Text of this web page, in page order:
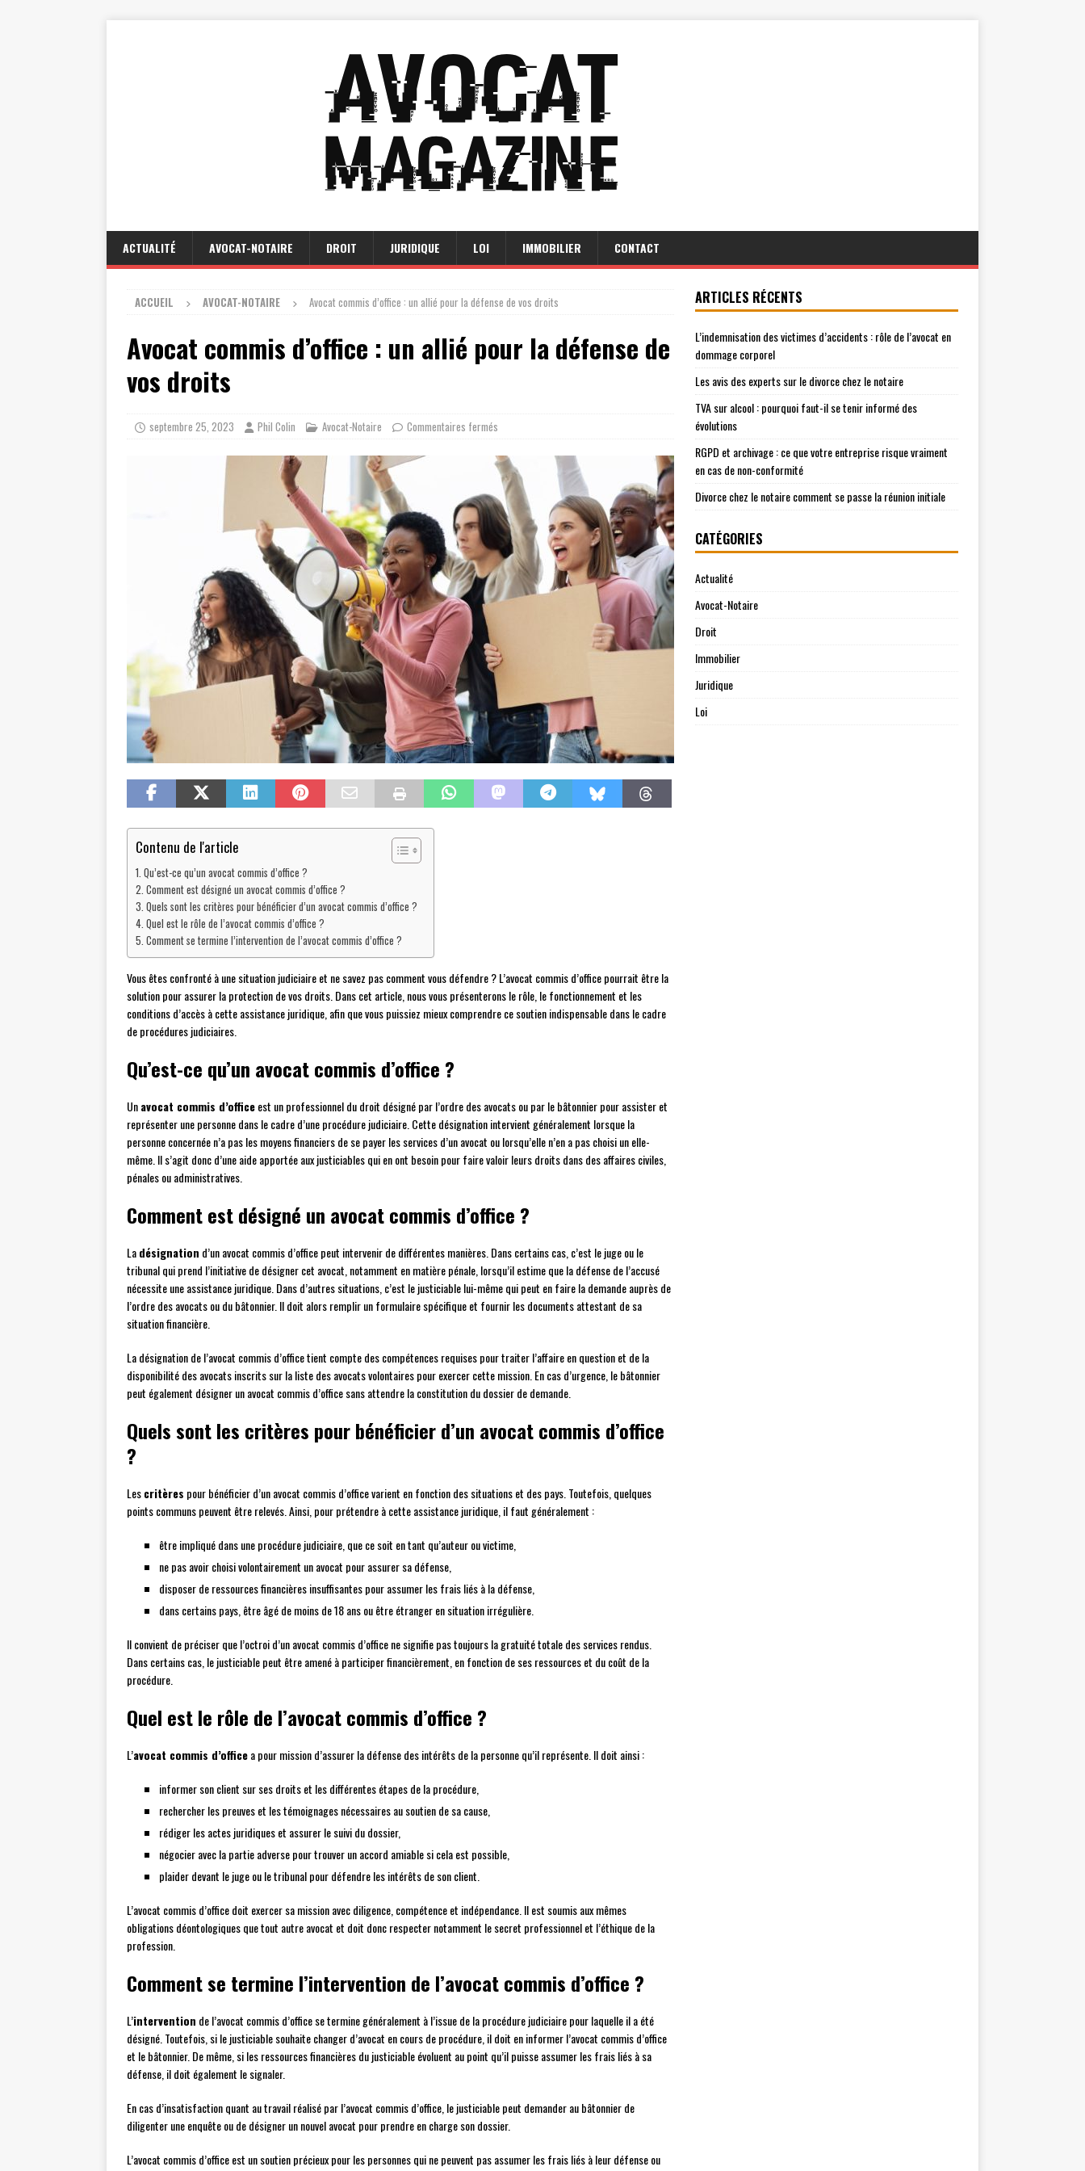
ACTUALITÉ AVOCAT-NOTAIRE DROIT JURIDIQUE LOI IMMOBILIER CONTACT
ACCUEIL AVOCAT-NOTAIRE Avocat commis d’office : un allié pour la défense de vos droits
Avocat commis d’office : un allié pour la défense de
vos droits
septembre 25, 2023 Phil Colin Avocat-Notaire Commentaires fermés
Contenu de l'article
Qu’est-ce qu’un avocat commis d’office ?
Comment est désigné un avocat commis d’office ?
Quels sont les critères pour bénéficier d’un avocat commis d’office ?
Quel est le rôle de l’avocat commis d’office ?
Comment se termine l’intervention de l’avocat commis d’office ?
Vous êtes confronté à une situation judiciaire et ne savez pas comment vous défendre ? L’avocat commis d’office pourrait être la
solution pour assurer la protection de vos droits. Dans cet article, nous vous présenterons le rôle, le fonctionnement et les
conditions d’accès à cette assistance juridique, afin que vous puissiez mieux comprendre ce soutien indispensable dans le cadre
de procédures judiciaires.
Qu’est-ce qu’un avocat commis d’office ?
Unavocat commis d’officeest un professionnel du droit désigné par l’ordre des avocats ou par le bâtonnier pour assister et
représenter une personne dans le cadre d’une procédure judiciaire. Cette désignation intervient généralement lorsque la
personne concernée n’a pas les moyens financiers de se payer les services d’un avocat ou lorsqu’elle n’en a pas choisi un elle-
même. Il s’agit donc d’une aide apportée aux justiciables qui en ont besoin pour faire valoir leurs droits dans des affaires civiles,
pénales ou administratives.
Comment est désigné un avocat commis d’office ?
Ladésignation d’un avocat commis d’office peut intervenir de différentes manières. Dans certains cas, c’est le juge ou le
tribunal qui prend l’initiative de désigner cet avocat, notamment en matière pénale, lorsqu’il estime que la défense de l’accusé
nécessite une assistance juridique. Dans d’autres situations, c’est le justiciable lui-même qui peut en faire la demande auprès de
l’ordre des avocats ou du bâtonnier. Il doit alors remplir un formulaire spécifique et fournir les documents attestant de sa
situation financière.
La désignation de l’avocat commis d’office tient compte des compétences requises pour traiter l’affaire en question et de la
disponibilité des avocats inscrits sur la liste des avocats volontaires pour exercer cette mission. En cas d’urgence, le bâtonnier
peut également désigner un avocat commis d’office sans attendre la constitution du dossier de demande.
Quels sont les critères pour bénéficier d’un avocat commis d’office
?
Lescritères pour bénéficier d’un avocat commis d’office varient en fonction des situations et des pays. Toutefois, quelques
points communs peuvent être relevés. Ainsi, pour prétendre à cette assistance juridique, il faut généralement :
être impliqué dans une procédure judiciaire, que ce soit en tant qu’auteur ou victime,
ne pas avoir choisi volontairement un avocat pour assurer sa défense,
disposer de ressources financières insuffisantes pour assumer les frais liés à la défense,
dans certains pays, être âgé de moins de 18 ans ou être étranger en situation irrégulière.
Il convient de préciser que l’octroi d’un avocat commis d’office ne signifie pas toujours la gratuité totale des services rendus.
Dans certains cas, le justiciable peut être amené à participer financièrement, en fonction de ses ressources et du coût de la
procédure.
Quel est le rôle de l’avocat commis d’office ?
L’avocat commis d’officea pour mission d’assurer la défense des intérêts de la personne qu’il représente. Il doit ainsi :
informer son client sur ses droits et les différentes étapes de la procédure,
rechercher les preuves et les témoignages nécessaires au soutien de sa cause,
rédiger les actes juridiques et assurer le suivi du dossier,
négocier avec la partie adverse pour trouver un accord amiable si cela est possible,
plaider devant le juge ou le tribunal pour défendre les intérêts de son client.
L’avocat commis d’office doit exercer sa mission avec diligence, compétence et indépendance. Il est soumis aux mêmes
obligations déontologiques que tout autre avocat et doit donc respecter notamment le secret professionnel et l’éthique de la
profession.
Comment se termine l’intervention de l’avocat commis d’office ?
L’intervention de l’avocat commis d’office se termine généralement à l’issue de la procédure judiciaire pour laquelle il a été
désigné. Toutefois, si le justiciable souhaite changer d’avocat en cours de procédure, il doit en informer l’avocat commis d’office
et le bâtonnier. De même, si les ressources financières du justiciable évoluent au point qu’il puisse assumer les frais liés à sa
défense, il doit également le signaler.
En cas d’insatisfaction quant au travail réalisé par l’avocat commis d’office, le justiciable peut demander au bâtonnier de
diligenter une enquête ou de désigner un nouvel avocat pour prendre en charge son dossier.
L’avocat commis d’office est un soutien précieux pour les personnes qui ne peuvent pas assumer les frais liés à leur défense ou
ARTICLES RÉCENTS
L’indemnisation des victimes d’accidents : rôle de l’avocat en
dommage corporel
Les avis des experts sur le divorce chez le notaire
TVA sur alcool : pourquoi faut-il se tenir informé des
évolutions
RGPD et archivage : ce que votre entreprise risque vraiment
en cas de non-conformité
Divorce chez le notaire comment se passe la réunion initiale
CATÉGORIES
Actualité
Avocat-Notaire
Droit
Immobilier
Juridique
Loi